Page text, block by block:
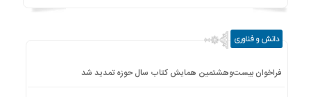
دانش و فناوری
فراخوان بیست‌وهشتمین همایش کتاب سال حوزه تمدید شد